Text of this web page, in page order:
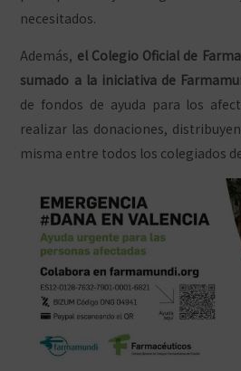
necesitados.
Además, el Colegio Oficial de
sumado a la iniciativa de
de fondos de ayuda para los
realizar las donaciones,
misma entre todos los colegiados